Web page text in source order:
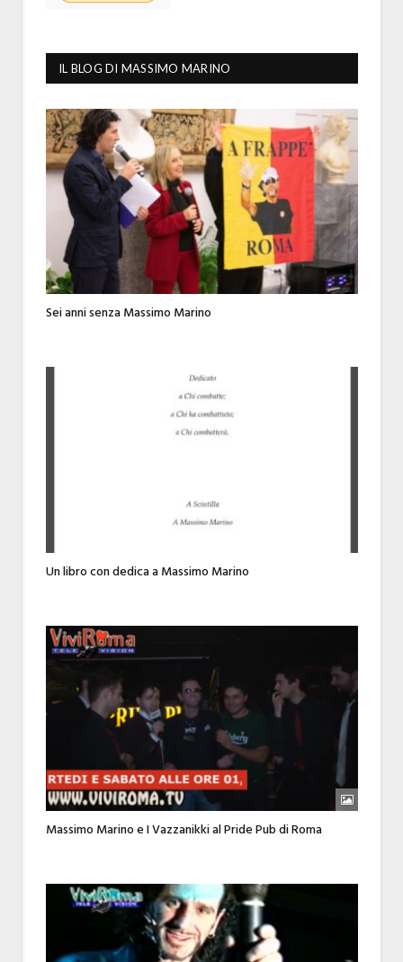
IL BLOG DI MASSIMO MARINO
Sei anni senza Massimo Marino
Un libro con dedica a Massimo Marino
Massimo Marino e I Vazzanikki al Pride Pub di Roma